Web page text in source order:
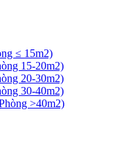
≤ 15m2)
15-20m2)
20-30m2)
30-40m2)
>40m2)